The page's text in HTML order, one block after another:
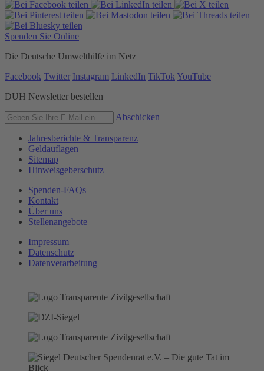
Spenden Sie Online
Die Deutsche Umwelthilfe im Netz
Facebook Twitter Instagram LinkedIn TikTok YouTube
DUH Newsletter bestellen
Abschicken
Jahresberichte & Transparenz
Geldauflagen
Sitemap
Hinweisgeberschutz
Spenden-FAQs
Kontakt
Über uns
Stellenangebote
Impressum
Datenschutz
Datenverarbeitung